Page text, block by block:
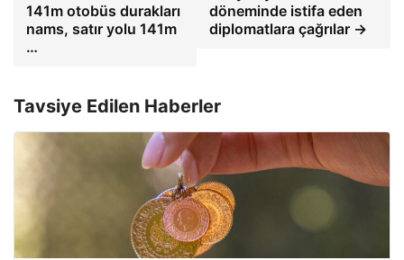
141m otobüs durakları
nams, satır yolu 141m
…
döneminde istifa eden
diplomatlara çağrılar →
Tavsiye Edilen Haberler